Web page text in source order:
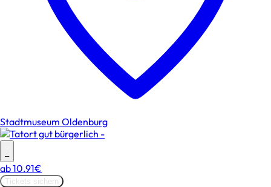
Stadtmuseum Oldenburg
–
ab10.91€
Tickets sichern